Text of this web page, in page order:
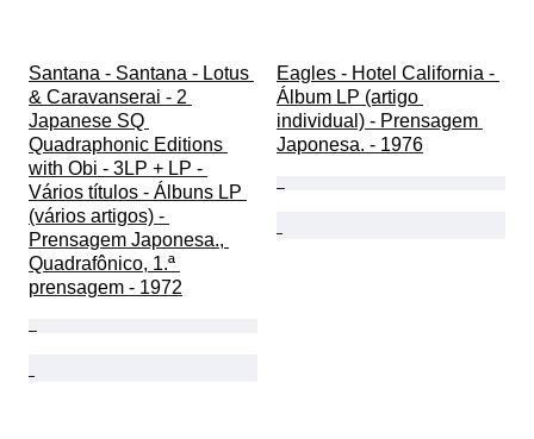
Santana - Santana - Lotus
& Caravanserai - 2
Japanese SQ
Quadraphonic Editions
with Obi - 3LP + LP -
Vários títulos - Álbuns LP
(vários artigos) -
Prensagem Japonesa.,
Quadrafônico, 1.ª
prensagem - 1972
Eagles - Hotel California -
Álbum LP (artigo
individual) - Prensagem
Japonesa. - 1976